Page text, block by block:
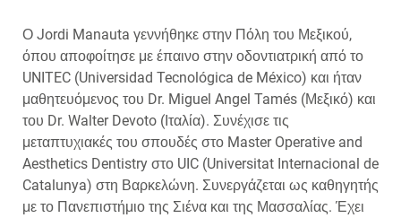
Ο Jordi Manauta γεννήθηκε στην Πόλη του Μεξικού,
όπου αποφοίτησε με έπαινο στην οδοντιατρική από το
UNITEC (Universidad Tecnológica de México) και ήταν
μαθητευόμενος του Dr. Miguel Angel Tamés (Μεξικό) και
του Dr. Walter Devoto (Ιταλία). Συνέχισε τις
μεταπτυχιακές του σπουδές στο Master Operative and
Aesthetics Dentistry στο UIC (Universitat Internacional de
Catalunya) στη Βαρκελώνη. Συνεργάζεται ως καθηγητής
με το Πανεπιστήμιο της Σιένα και της Μασσαλίας. Έχει